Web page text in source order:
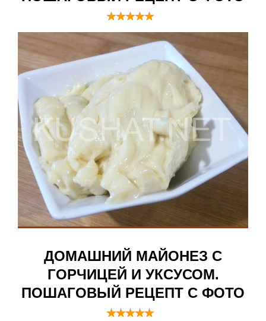
ДОМАШНИЙ МАЙОНЕЗ С
ГОРЧИЦЕЙ И УКСУСОМ.
ПОШАГОВЫЙ РЕЦЕПТ С ФОТО